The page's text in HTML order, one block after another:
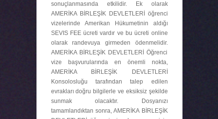
sonuçlanmasında etkilidir. Ek olarak
AMERİKA BİRLEŞİK DEVLETLERİ öğrenci
vizelerinde Amerikan Hükumetinin aldığı
SEVIS FEE ücreti vardır ve bu ücreti online
olarak randevuya girmeden ödenmelidir.
AMERİKA BİRLEŞİK DEVLETLERİ Öğrenci
vize başvurularında en önemli nokta,
AMERİKA BİRLEŞİK DEVLETLERİ
Konsolosluğu tarafından talep edilen
evrakları doğru bilgilerle ve eksiksiz şekilde
sunmak olacaktır. Dosyanızı
tamamlandıktan sonra, AMERİKA BİRLEŞİK